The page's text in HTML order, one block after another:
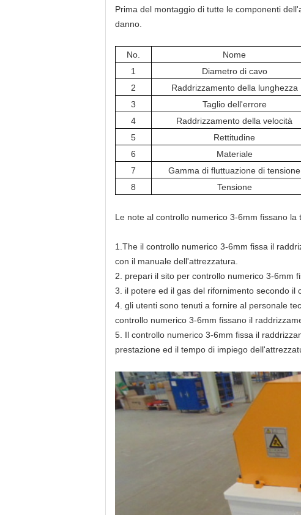
Prima del montaggio di tutte le componenti
danno.
No. Nome
1
Diametro di cavo
2
Raddrizzamento della lunghezza
3
Taglio dell'errore
4
Raddrizzamento della velocità
5
Rettitudine
6
Materiale
7
Gamma di fluttuazione di tensione
8
Tensione
Le note al controllo numerico 3-6mm fissano
1.The il controllo numerico 3-6mm fissa il
con il manuale dell'attrezzatura.
2. prepari il sito per controllo numerico 3-6mm
3. il potere ed il gas del rifornimento secondo il
4. gli utenti sono tenuti a fornire al personale
controllo numerico 3-6mm fissano il
5. Il controllo numerico 3-6mm fissa il
prestazione ed il tempo di impiego